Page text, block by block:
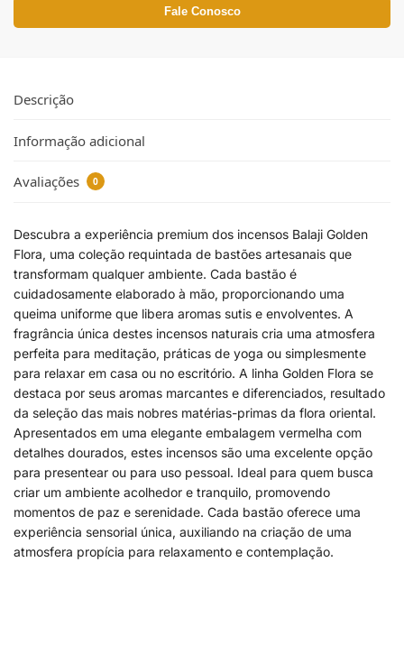
Fale Conosco
Descrição
Informação adicional
Avaliações 0
Descubra a experiência premium dos incensos Balaji Golden
Flora, uma coleção requintada de bastões artesanais que
transformam qualquer ambiente. Cada bastão é
cuidadosamente elaborado à mão, proporcionando uma
queima uniforme que libera aromas sutis e envolventes. A
fragrância única destes incensos naturais cria uma atmosfera
perfeita para meditação, práticas de yoga ou simplesmente
para relaxar em casa ou no escritório. A linha Golden Flora se
destaca por seus aromas marcantes e diferenciados, resultado
da seleção das mais nobres matérias-primas da flora oriental.
Apresentados em uma elegante embalagem vermelha com
detalhes dourados, estes incensos são uma excelente opção
para presentear ou para uso pessoal. Ideal para quem busca
criar um ambiente acolhedor e tranquilo, promovendo
momentos de paz e serenidade. Cada bastão oferece uma
experiência sensorial única, auxiliando na criação de uma
atmosfera propícia para relaxamento e contemplação.